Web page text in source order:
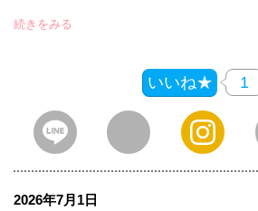
続きをみる
いいね★ 1
2026年7月1日